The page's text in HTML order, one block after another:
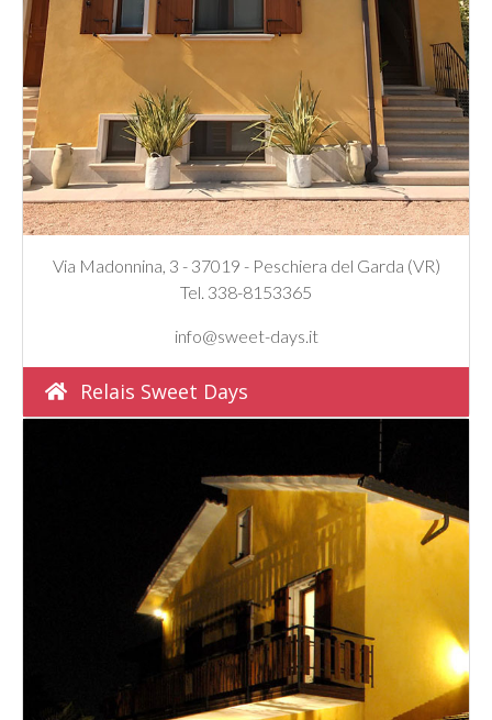
Via Madonnina, 3 - 37019 - Peschiera del Garda (VR)
Tel. 338-8153365
info@sweet-days.it
Relais Sweet Days